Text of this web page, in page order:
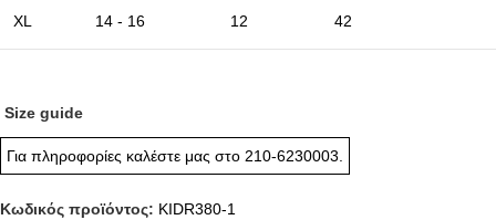
XL 14 - 16 12 42
Size guide
Για πληροφορίες καλέστε μας στο 210-6230003.
Κωδικός προϊόντος: KIDR380-1